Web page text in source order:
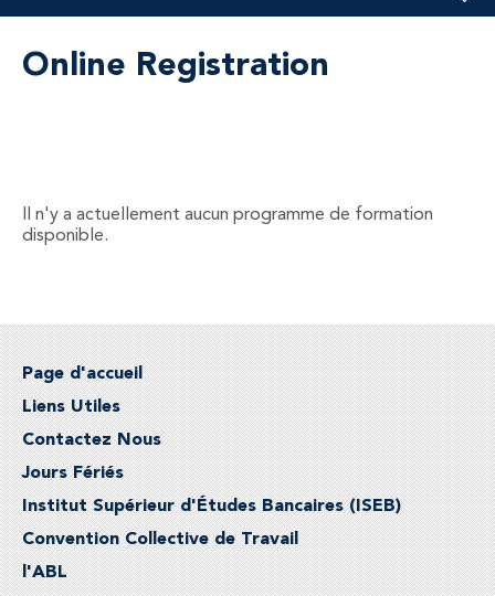
Online Registration
Il n'y a actuellement aucun programme de formation
disponible.
Page d'accueil
Liens Utiles
Contactez Nous
Jours Fériés
Institut Supérieur d'Études Bancaires (ISEB)
Convention Collective de Travail
l'ABL